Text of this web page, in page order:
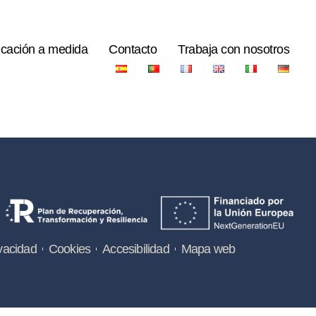
a medida Contacto Trabaja con nosotros
Cookies Accesibilidad Mapa web